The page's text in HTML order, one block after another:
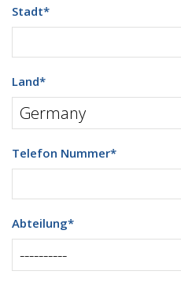
Stadt*
Land*
Telefon Nummer*
Abteilung*